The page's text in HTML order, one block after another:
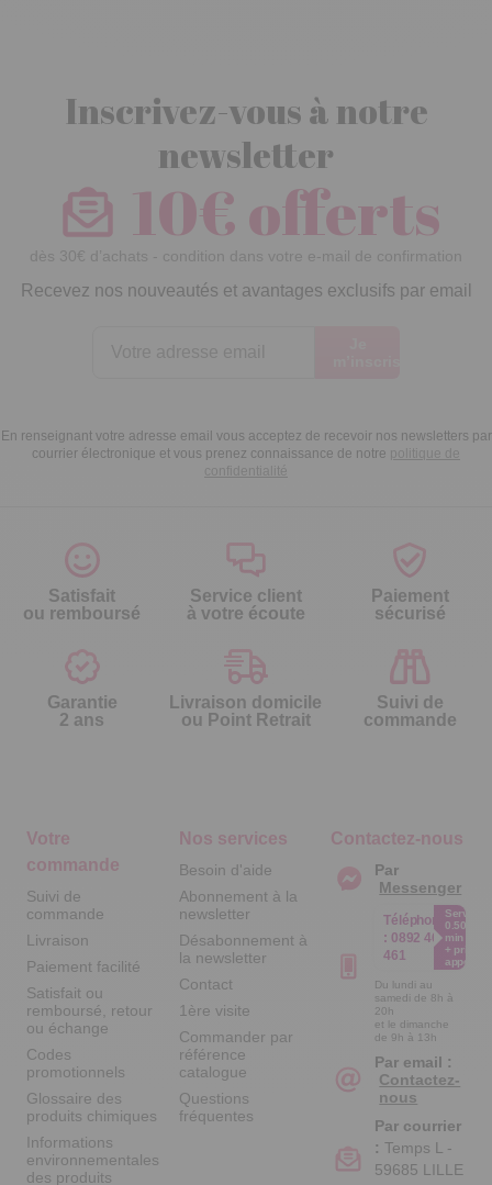
Inscrivez-vous à notre
newsletter
10€ offerts
dès 30€ d’achats - condition dans votre e-mail de confirmation
Recevez nos nouveautés et avantages exclusifs par email
En renseignant votre adresse email vous acceptez de recevoir nos newsletters par
courrier électronique et vous prenez connaissance de notre politique de
confidentialité
Satisfait
ou remboursé
Service client
à votre écoute
Paiement
sécurisé
Garantie
2 ans
Livraison domicile
ou Point Retrait
Suivi de
commande
Votre
commande
Suivi de
commande
Livraison
Paiement facilité
Satisfait ou
remboursé, retour
ou échange
Codes
promotionnels
Glossaire des
produits chimiques
Informations
environnementales
des produits
Nos services
Besoin d'aide
Abonnement à la
newsletter
Désabonnement à
la newsletter
Contact
1ère visite
Commander par
référence
catalogue
Questions
fréquentes
Contactez-nous
Par
Messenger
Téléphone
: 0892 461
461
Service
0.50€ /
min
+ prix
appel
Du lundi au
samedi de 8h à
20h
et le dimanche
de 9h à 13h
Par email :
Contactez-
nous
Par courrier
: Temps L -
59685 LILLE